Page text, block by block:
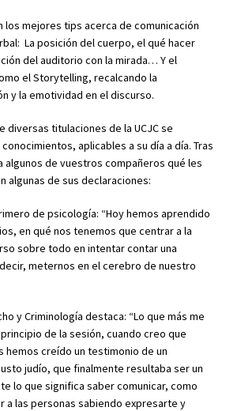
los mejores tips acerca de comunicación
La posición del cuerpo, el qué hacer
del auditorio con la mirada… Y el
el Storytelling, recalcando la
y la emotividad en el discurso.
diversas titulaciones de la UCJC se
aplicables a su día a día. Tras
algunos de vuestros compañeros qué les
algunas de sus declaraciones:
de psicología: “Hoy hemos aprendido
en qué nos tenemos que centrar a la
sobre todo en intentar contar una
meternos en el cerebro de nuestro
y Criminología destaca: “Lo que más me
de la sesión, cuando creo que
creído un testimonio de un
judío, que finalmente resultaba ser un
lo que significa saber comunicar, como
a las personas sabiendo expresarte y